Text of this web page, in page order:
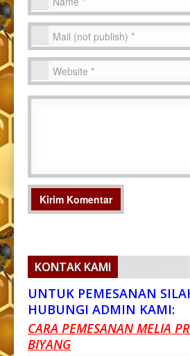
KONTAK KAMI
UNTUK PEMESANAN
HUBUNGI ADMIN KAMI:
CARA PEMESANAN MELIA
BIYANG